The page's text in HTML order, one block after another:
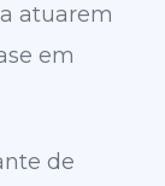
atuarem
em
de